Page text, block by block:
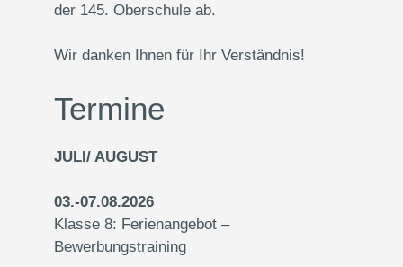
der 145. Oberschule ab.
Wir danken Ihnen für Ihr Verständnis!
Termine
JULI/ AUGUST
03.-07.08.2026
Klasse 8: Ferienangebot –
Bewerbungstraining